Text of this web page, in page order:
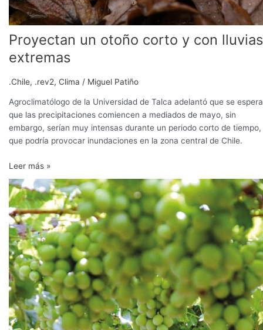
Proyectan un otoño corto y con lluvias
extremas
.Chile, .rev2, Clima / Miguel Patiño
Agroclimatólogo de la Universidad de Talca adelantó que se espera
que las precipitaciones comiencen a mediados de mayo, sin
embargo, serían muy intensas durante un periodo corto de tiempo,
que podría provocar inundaciones en la zona central de Chile.
Leer más »
Fuertes
lluvias
en
Ica
generan
cierta
preocupación
por
uva
de
mesa
aún